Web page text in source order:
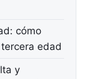
cómo
edad
y